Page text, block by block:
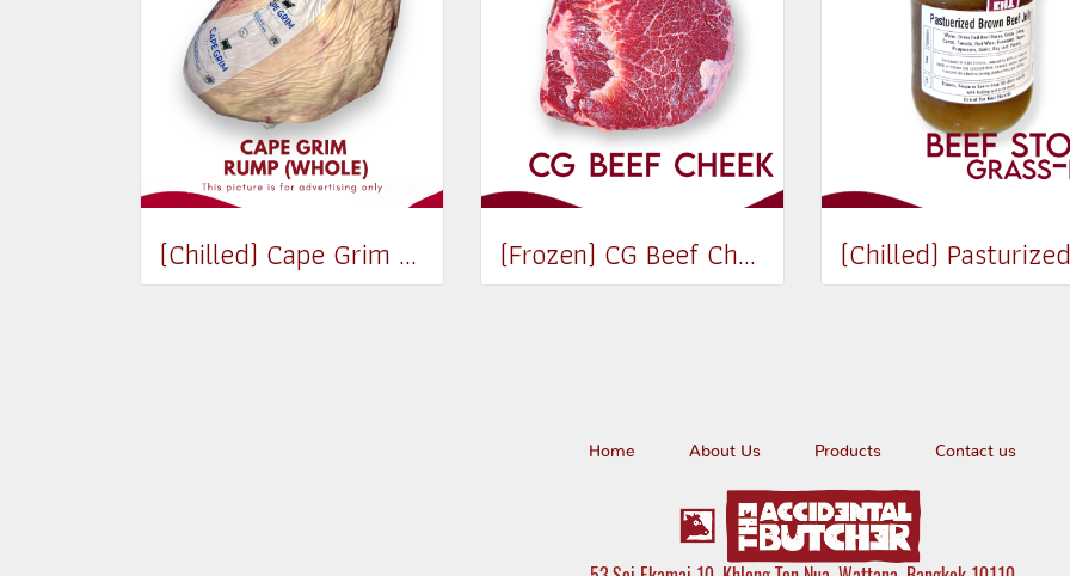
(Chilled) Cape Grim Beef D Rump (Whole) MB2-3 (Frozen) CG Beef Cheek (300-350g)
Home About Us Products Contact us